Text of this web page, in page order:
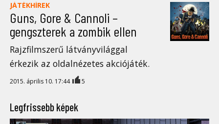
JÁTÉKHÍREK
Guns, Gore & Cannoli –
gengszterek a zombik ellen
Rajzfilmszerű látványvilággal
érkezik az oldalnézetes akciójáték.
2015. április 10. 17:44 5
Legfrissebb képek